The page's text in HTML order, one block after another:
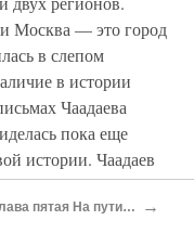
Москва — это город
в слепом
в истории
Чаадаева
пока еще
истории. Чаадаев
России от
церкви от
Глава пятая На пути к катастрофе →